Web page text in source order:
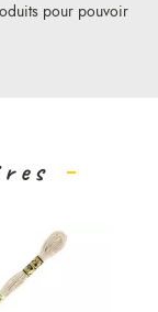
pour pouvoir